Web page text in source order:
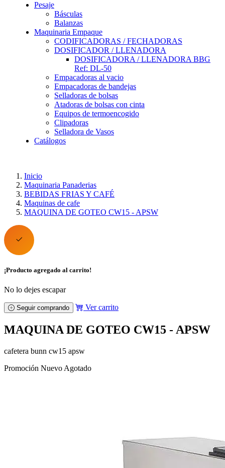
Pesaje
Básculas
Balanzas
Maquinaria Empaque
CODIFICADORAS / FECHADORAS
DOSIFICADOR / LLENADORA
DOSIFICADORA / LLENADORA BBG
Ref: DL-50
Empacadoras al vacio
Empacadoras de bandejas
Selladoras de bolsas
Atadoras de bolsas con cinta
Equipos de termoencogido
Clipadoras
Selladora de Vasos
Catálogos
Inicio
Maquinaria Panaderias
BEBIDAS FRIAS Y CAFÉ
Maquinas de cafe
MAQUINA DE GOTEO CW15 - APSW
¡Producto agregado al carrito!
No lo dejes escapar
Seguir comprando Ver carrito
MAQUINA DE GOTEO CW15 - APSW
cafetera bunn cw15 apsw
Promoción Nuevo Agotado